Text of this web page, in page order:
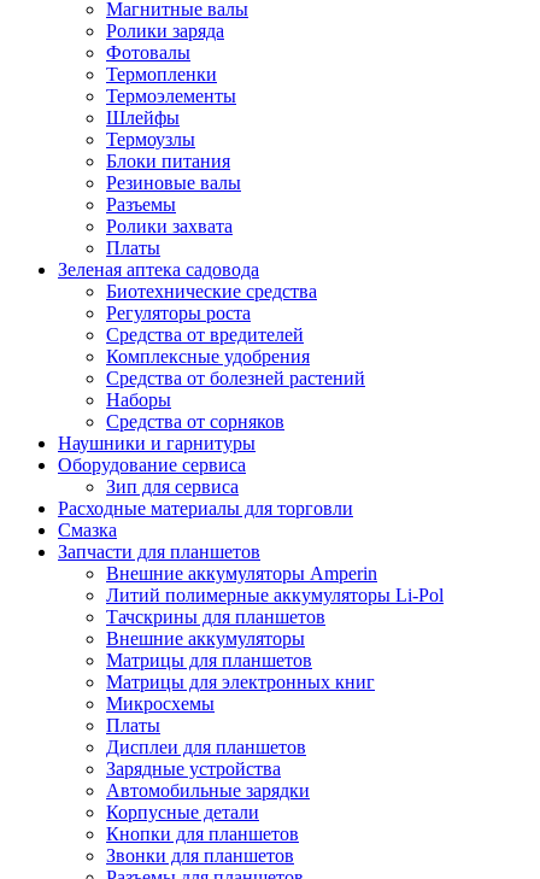
Магнитные валы
Ролики заряда
Фотовалы
Термопленки
Термоэлементы
Шлейфы
Термоузлы
Блоки питания
Резиновые валы
Разъемы
Ролики захвата
Платы
Зеленая аптека садовода
Биотехнические средства
Регуляторы роста
Средства от вредителей
Комплексные удобрения
Средства от болезней растений
Наборы
Средства от сорняков
Наушники и гарнитуры
Оборудование сервиса
Зип для сервиса
Расходные материалы для торговли
Смазка
Запчасти для планшетов
Внешние аккумуляторы Amperin
Литий полимерные аккумуляторы Li-Pol
Тачскрины для планшетов
Внешние аккумуляторы
Матрицы для планшетов
Матрицы для электронных книг
Микросхемы
Платы
Дисплеи для планшетов
Зарядные устройства
Автомобильные зарядки
Корпусные детали
Кнопки для планшетов
Звонки для планшетов